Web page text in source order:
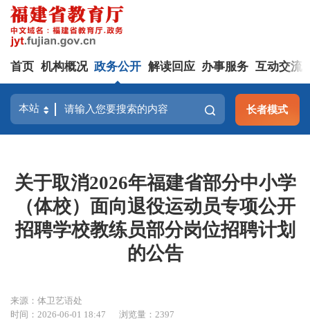
首页 机构概况 政务公开 解读回应 办事服务 互动交流
长者模式
关于取消2026年福建省部分中小学
（体校）面向退役运动员专项公开
招聘学校教练员部分岗位招聘计划
的公告
来源：体卫艺语处
时间：2026-06-01 18:47
浏览量：2397